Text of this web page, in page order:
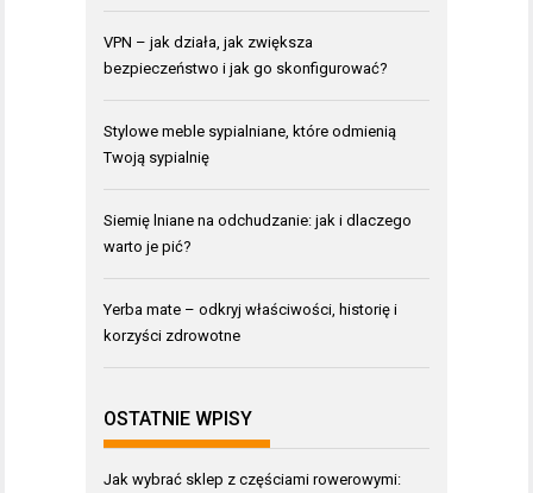
VPN – jak działa, jak zwiększa
bezpieczeństwo i jak go skonfigurować?
Stylowe meble sypialniane, które odmienią
Twoją sypialnię
Siemię lniane na odchudzanie: jak i dlaczego
warto je pić?
Yerba mate – odkryj właściwości, historię i
korzyści zdrowotne
OSTATNIE WPISY
Jak wybrać sklep z częściami rowerowymi: